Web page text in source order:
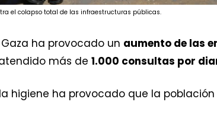
el colapso total de las infraestructuras públicas.
ha provocado un aumento de las
más de 1.000 consultas por
higiene ha provocado que la